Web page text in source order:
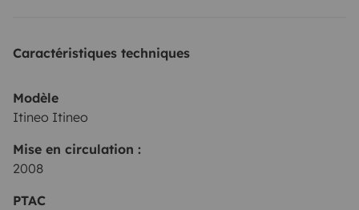
Caractéristiques techniques
Modèle
Itineo Itineo
Mise en circulation :
2008
PTAC